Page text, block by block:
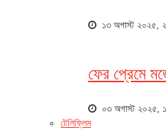
১৩ অগাস্ট ২০২৫,
ফের প্রেমে
০৩ অগাস্ট ২০২৫,
টেলিফ্লিম